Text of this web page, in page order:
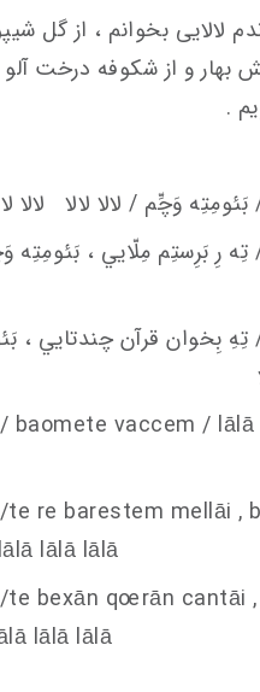
لالایی بخوانم ، از گل
بهار و از شکوفه درخت
.
/ بَئومِتِه وَچِّم / لالا لالا لالا
/ تِه رِ بَرِستِم مِلّايي ، بَئومِتِه
/ تِهِ بِخوان قرآن چندتايي ،
baomete vaccem /
te re barestem mellāi ,
lālā lālā
bexān qoerān cantāi
lālā lālā